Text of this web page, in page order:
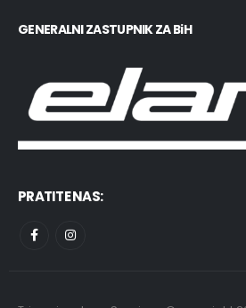
GENERALNI ZASTUPNIK ZA BiH
PRATITE NAS: